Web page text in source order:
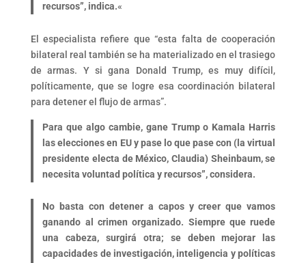
recursos”, indica.«
El especialista refiere que “esta falta de cooperación
bilateral real también se ha materializado en el trasiego
de armas. Y si gana Donald Trump, es muy difícil,
políticamente, que se logre esa coordinación bilateral
para detener el flujo de armas”.
Para que algo cambie, gane Trump o Kamala Harris
las elecciones en EU y pase lo que pase con (la virtual
presidente electa de México, Claudia) Sheinbaum, se
necesita voluntad política y recursos”, considera.
No basta con detener a capos y creer que vamos
ganando al crimen organizado. Siempre que ruede
una cabeza, surgirá otra; se deben mejorar las
capacidades de investigación, inteligencia y políticas